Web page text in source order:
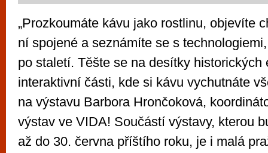
„Prozkoumáte kávu jako rostlinu, objevíte
ní spojené a seznámíte se s
po staletí. Těšte se na desítky historických
interaktivní části, kde si kávu vychutnáte
na výstavu Barbora Hrončoková,
výstav ve VIDA! Součástí výstavy, kterou
až do 30. června příštího roku, je i malá